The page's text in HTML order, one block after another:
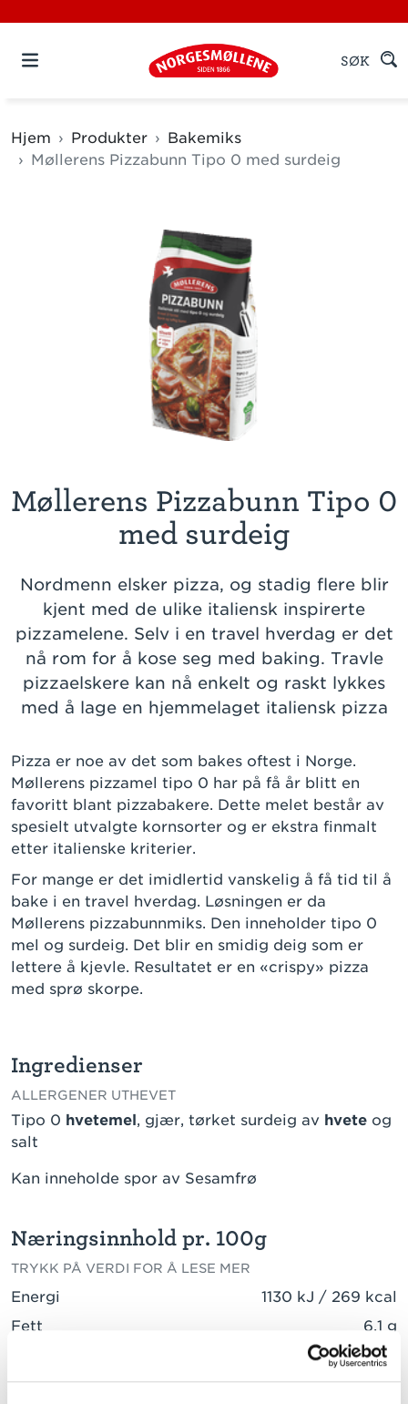
SØK
Hjem Produkter
Bakemiks
Møllerens Pizzabunn Tipo 0 med surdeig
Møllerens Pizzabunn Tipo 0
med surdeig
Nordmenn elsker pizza, og stadig flere blir
kjent med de ulike italiensk inspirerte
pizzamelene. Selv i en travel hverdag er det
nå rom for å kose seg med baking. Travle
pizzaelskere kan nå enkelt og raskt lykkes
med å lage en hjemmelaget italiensk pizza
Pizza er noe av det som bakes oftest i Norge.
Møllerens pizzamel tipo 0 har på få år blitt en
favoritt blant pizzabakere. Dette melet består av
spesielt utvalgte kornsorter og er ekstra finmalt
etter italienske kriterier.
For mange er det imidlertid vanskelig å få tid til å
bake i en travel hverdag. Løsningen er da
Møllerens pizzabunnmiks. Den inneholder tipo 0
mel og surdeig. Det blir en smidig deig som er
lettere å kjevle. Resultatet er en «crispy» pizza
med sprø skorpe.
Ingredienser
ALLERGENER UTHEVET
Tipo 0 hvetemel , gjær, tørket surdeig av hvete og
salt
Kan inneholde spor av Sesamfrø
Næringsinnhold pr. 100g
TRYKK PÅ VERDI FOR Å LESE MER
Energi
1130 kJ / 269 kcal
Fett
6,1 g
mettede fettsyrer
1,1 g